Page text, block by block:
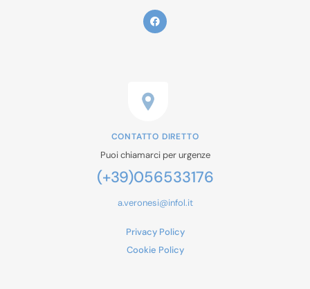
CONTATTO DIRETTO
Puoi chiamarci per urgenze
(+39)056533176
a.veronesi@infol.it
Privacy Policy
Cookie Policy